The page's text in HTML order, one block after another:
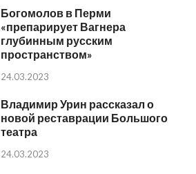
Богомолов в Перми
«препарирует Вагнера
глубинным русским
пространством»
24.03.2023
Владимир Урин рассказал о
новой реставрации Большого
театра
24.03.2023